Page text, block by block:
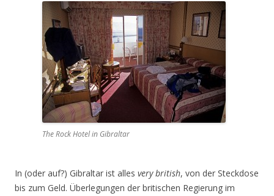
The Rock Hotel in Gibraltar
In (oder auf?) Gibraltar ist alles very british, von der Steckdose
bis zum Geld. Überlegungen der britischen Regierung im